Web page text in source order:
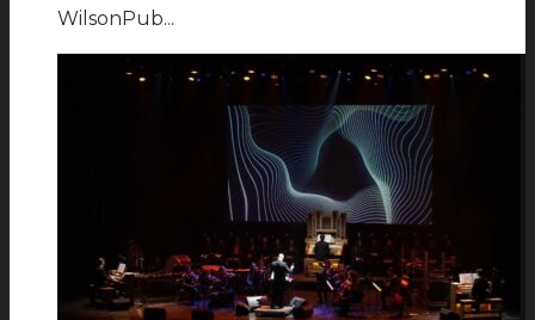
WilsonPub...